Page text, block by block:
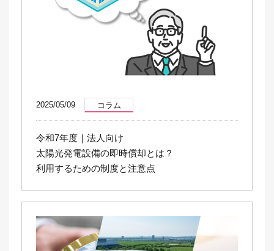
2025/05/09 コラム
令和7年度｜法人向け
太陽光発電設備の即時償却とは？
利用するための制度と注意点